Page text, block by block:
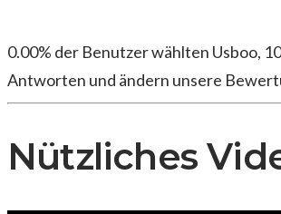
0.00% der Benutzer wählten Usboo,
Antworten und ändern unsere
Nützliches